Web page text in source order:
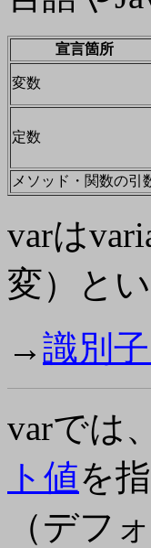
宣言箇所
変数
定数
メソッド・関数の引
varは
変）と
→識別
varでは
ト値を
（デフ